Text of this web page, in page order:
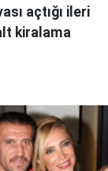
açtığı ileri
kiralama